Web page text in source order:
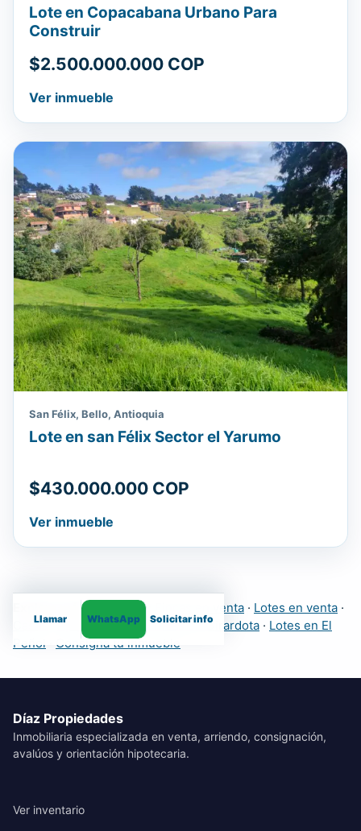
Lote en Copacabana Urbano Para
Construir
$2.500.000.000 COP
Ver inmueble
San Félix, Bello, Antioquia
Lote en san Félix Sector el Yarumo
$430.000.000 COP
Ver inmueble
Llamar WhatsApp Solicitar info
Explora más inmuebles: Fincas en venta · Lotes en venta ·
Casas·Apartamentos· Fincas en Girardota · Lotes en El
Peñol
Consigna tu inmueble
Díaz Propiedades
Inmobiliaria especializada en venta, arriendo, consignación,
avalúos y orientación hipotecaria.
Ver inventario